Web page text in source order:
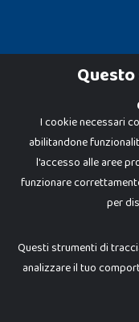
Dadi e Mattoncini è un
espressamente
brand elencati nel
I prezzi e le promozioni
negozio.
Giocabene Srl - via della Posta
P.IVA 02608090425 - REA
I cookie necessari
abilitandone
l'accesso alle aree
funzionare
per
Questi strumenti di
analizzare il tuo